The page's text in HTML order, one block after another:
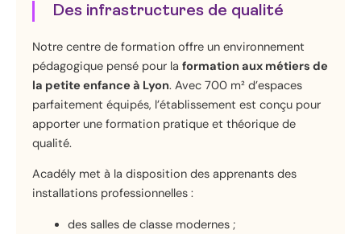
Des infrastructures de qualité
Notre centre de formation offre un environnement
pédagogique pensé pour la formation aux métiers de
la petite enfance à Lyon. Avec 700 m² d’espaces
parfaitement équipés, l’établissement est conçu pour
apporter une formation pratique et théorique de
qualité.
Acadély met à la disposition des apprenants des
installations professionnelles :
des salles de classe modernes ;